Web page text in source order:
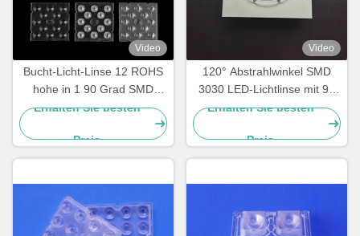
Video
Bucht-Licht-Linse 12 ROHS
hohe in 1 90 Grad SMD
5050 geführter PC optischer
Erhalten Sie besten
Preis
Video
120° Abstrahlwinkel SMD
3030 LED-Lichtlinse mit 92
% Lichtdurchlässigkeit für
Industriebeleuchtung
Erhalten Sie besten
Preis